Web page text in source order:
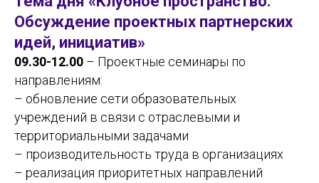
Обсуждение проектных партнерских
идей, инициатив»
09.30-12.00 – Проектные семинары по
направлениям:
– обновление сети образовательных
учреждений в связи с отраслевыми и
территориальными задачами
– производительность труда в организациях
– реализация приоритетных направлений